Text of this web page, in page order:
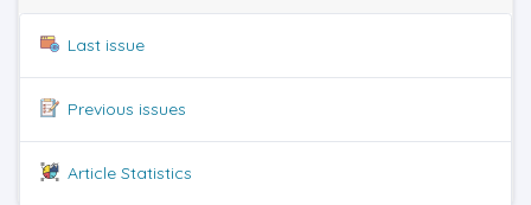
Last issue
Previous issues
Article Statistics